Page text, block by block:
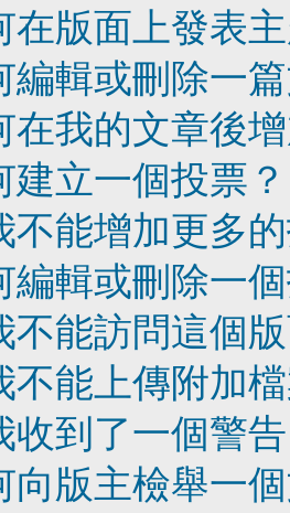
在版面上發表
編輯或刪除一
在我的文章後
建立一個投票？
不能增加更多
編輯或刪除一
不能訪問這個
不能上傳附加
收到了一個警
向版主檢舉一